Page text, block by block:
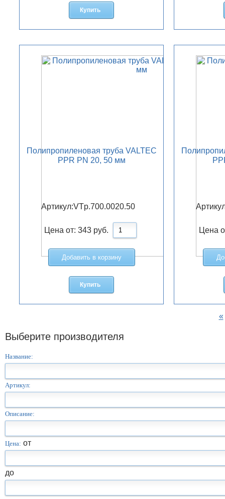
Выберите производителя
Название:
Артикул:
Описание:
Цена: от
до
Купить
Полипропиленовая труба VALTEC
PPR PN 20, 50 мм
Артикул:VTp.700.0020.50
Цена от: 343 руб.
Добавить в корзину
Купить
Цена
«